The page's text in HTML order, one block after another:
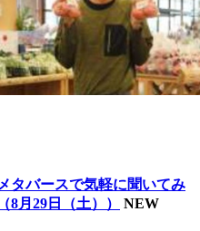
タバースで気軽に聞いてみ
8月29日（土））
NEW